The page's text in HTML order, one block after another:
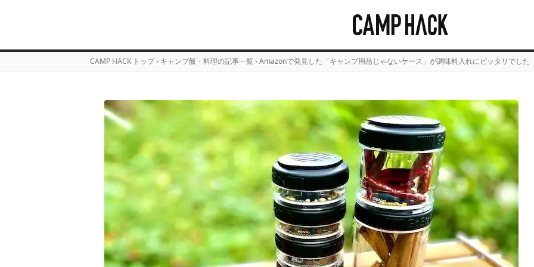
CAMP HACK トップ › キャンプ飯・料理の記事一覧 › Amazonで発見した「キャンプ用品じゃないケース」が調味料入れにピッタリでした